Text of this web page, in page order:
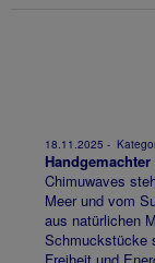
18.11.2025 -
Chimuwaves
Meer und vom
aus natürlichen
Schmuckstücke